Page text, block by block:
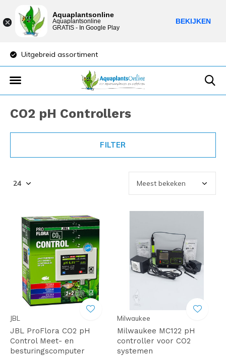
Uitgebreid assortiment
CO2 pH Controllers
FILTER
JBL
JBL ProFlora CO2 pH
Control Meet- en
besturingscomputer
Milwaukee
Milwaukee MC122 pH
controller voor CO2
systemen
Aquaplantsonline
Aquaplantsonline
GRATIS - In Google Play
BEKIJKEN